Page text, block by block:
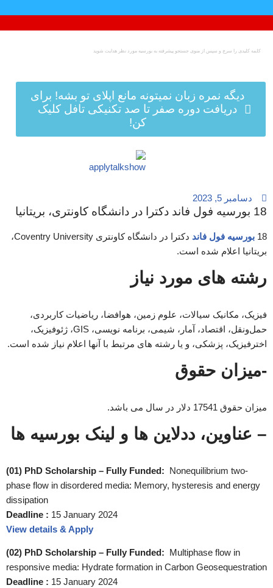
پرش
به
دیگه نمره زبان نمیتونه مانع اپلای تو بشه! برای
دریافت دوره صفر تا صد تکنیکی تافل کلیک
کن!
دسامبر 5, 2023
18 بورسیه فول فاند دکترا در دانشگاه کاونتری، بریتانیا
18 بورسیه فول فاند
دکترا در دانشگاه کاونتری Coventry University،
بریتانیا اعلام شده است.
رشته های مورد نیاز
فیزیک، مکانیک سیالات، علوم زمین، هوافضا، ریاضیات کاربردی،
حمل‌ونقل، اقتصاد، آمار، شیمی، برنامه نویسی، GIS، ژئوفیزیک،
اخترفیزیک، پزشکی، و یا رشته های مرتبط با آنها اعلام نیاز شده است.
-میزان حقوق
میزان حقوق 17541 دلار در سال می باشد.
– عناوین، ددلاین ها و لینک بورسیه ها
(01) PhD Scholarship – Fully Funded: Nonequilibrium two-
phase flow in disordered media: Memory, hysteresis and energy
dissipation
Deadline : 15 January 2024
View details & Apply
(02) PhD Scholarship – Fully Funded: Multiphase flow in
responsive media: Hydrate formation in Carbon Geosequestration
Deadline : 15 January 2024